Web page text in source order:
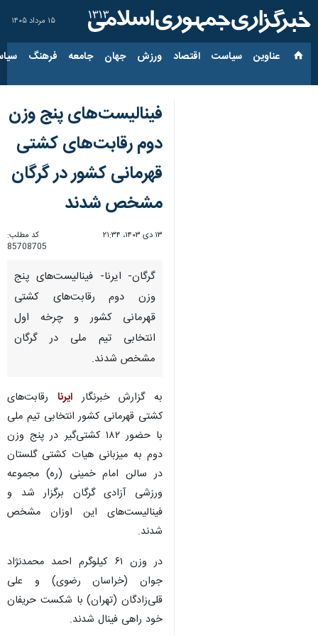
۱۵ مرداد ۱۴۰۵
عناوین‌ سیاست اقتصاد ورزش جهان جامعه فرهنگ
فینالیست‌های پنج وزن
دوم رقابت‌های کشتی
قهرمانی کشور در گرگان
مشخص شدند
۱۳ دی ۱۴۰۳، ۲۱:۳۴
کد مطلب:
85708705
گرگان- ایرنا- فینالیست‌های پنج
وزن دوم رقابت‌های کشتی
قهرمانی کشور و چرخه اول
انتخابی تیم ملی در گرگان
مشخص شدند.
به گزارش خبرنگارایرنا رقابت‌های
کشتی قهرمانی کشور انتخابی تیم ملی
با حضور ۱۸۲ کشتی‌گیر در پنج وزن
دوم به میزبانی هیات کشتی گلستان
در سالن امام خمینی (ره) مجموعه
ورزشی آزادی گرگان برگزار شد و
فینالیست‌های این اوزان مشخص
شدند.
در وزن ۶۱ کیلوگرم احمد محمدنژاد
جوان (خراسان رضوی) و علی
قلی‌زادگان (تهران) با شکست حریفان
خود راهی فینال شدند.